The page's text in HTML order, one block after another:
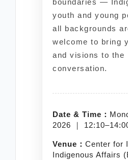
boundaries —
youth and young
all backgrounds
welcome to bring
and visions to the
conversation.
Date & Time：
2026 ｜
Venue： Center for
Indigenous Affairs